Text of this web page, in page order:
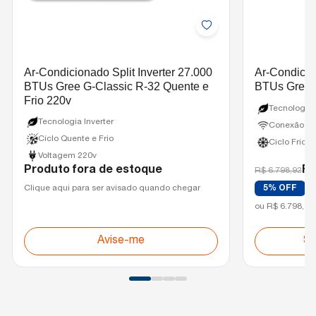
Ar-Condicionado Split Inverter 27.000
BTUs Gree G-Classic R-32 Quente e
Frio 220v
Tecnologia Inverter
Ciclo Quente e Frio
Voltagem 220v
Produto fora de estoque
Clique aqui para ser avisado quando chegar
Avise-me
Ar-
BTUs Gree
Tecnologia
Conexão
Ciclo Frio
R$ 6.798,92
5% OFF
ou R$